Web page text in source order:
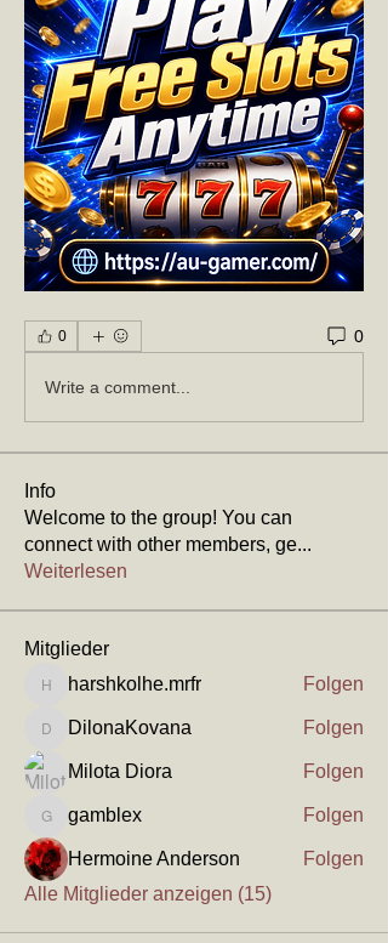
0 0
Write a comment...
Info
Welcome to the group! You can
connect with other members, ge...
Weiterlesen
Mitglieder
harshkolhe.mrfr
harshkolhe.mrfr Folgen
DilonaKovana
DilonaKovana Folgen
Milota Diora Folgen
gamblex
gamblex Folgen
Hermoine Anderson
Folgen
Alle Mitglieder anzeigen (15)